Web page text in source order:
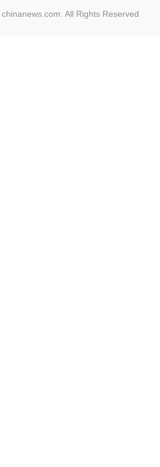
chinanews.com. All Rights Reserved